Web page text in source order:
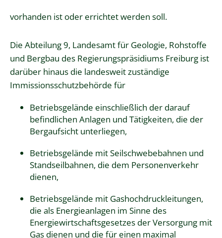
vorhanden ist oder errichtet werden soll.
Die Abteilung 9, Landesamt für Geologie, Rohstoffe
und Bergbau des Regierungspräsidiums Freiburg ist
darüber hinaus die landesweit zuständige
Immissionsschutzbehörde für
Betriebsgelände einschließlich der darauf
befindlichen Anlagen und Tätigkeiten, die der
Bergaufsicht unterliegen,
Betriebsgelände mit Seilschwebebahnen und
Standseilbahnen, die dem Personenverkehr
dienen,
Betriebsgelände mit Gashochdruckleitungen,
die als Energieanlagen im Sinne des
Energiewirtschaftsgesetzes der Versorgung mit
Gas dienen und die für einen maximal